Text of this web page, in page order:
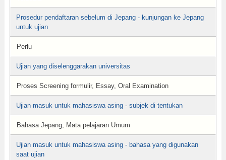
Prosedur pendaftaran sebelum di Jepang - kunjungan ke Jepang
untuk ujian
Perlu
Ujian yang diselenggarakan universitas
Proses Screening formulir, Essay, Oral Examination
Ujian masuk untuk mahasiswa asing - subjek di tentukan
Bahasa Jepang, Mata pelajaran Umum
Ujian masuk untuk mahasiswa asing - bahasa yang digunakan
saat ujian